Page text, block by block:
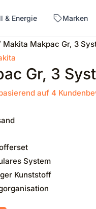
& Energie Marken
Makita Makpac Gr, 3
Gr, 3
auf 4
System
Kunststoff